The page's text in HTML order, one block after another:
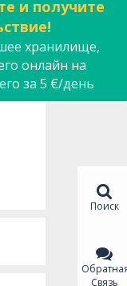
и получите
хранилище,
онлайн на
за 5 €/день
Поиск
Связь